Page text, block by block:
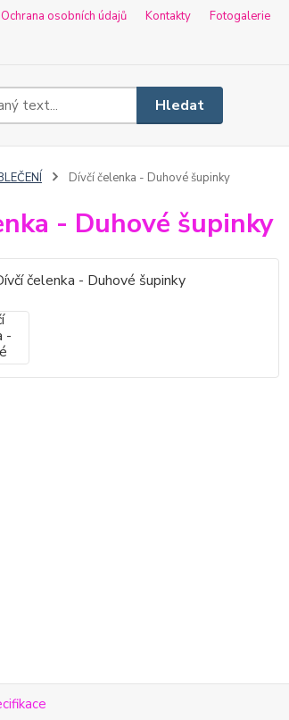
Ochrana osobních údajů Kontakty Fotogalerie
Hledat
Dívčí čelenka - Duhové šupinky
- Duhové šupinky